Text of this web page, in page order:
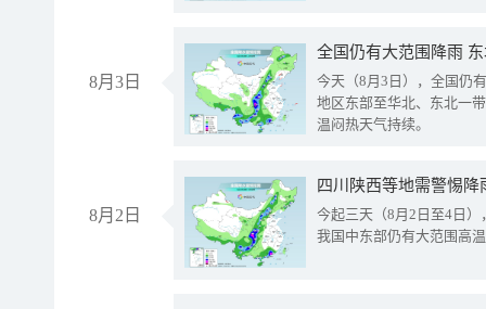
8月3日
全国仍有大范围降雨
今天（8月3日），全国仍
地区东部至华北、东北一
温闷热天气持续。
8月2日
今起三天（8月2日至4日
我国中东部仍有大范围高